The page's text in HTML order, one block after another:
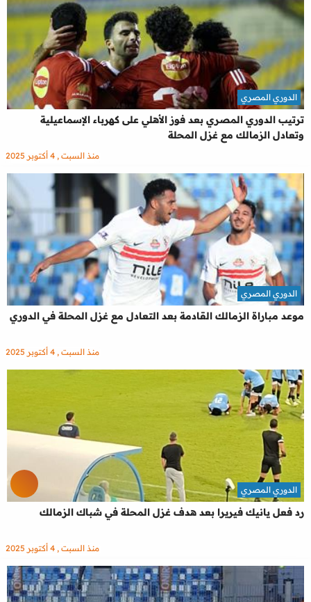
ترتيب الدوري المصري بعد فوز الأهلي على كهرباء الإسماعيلية
وتعادل الزمالك مع غزل المحلة
الدوري المصري
منذ السبت , 4 أكتوبر 2025
موعد مباراة الزمالك القادمة بعد التعادل مع غزل المحلة في الدوري
الدوري المصري
منذ السبت , 4 أكتوبر 2025
رد فعل يانيك فيريرا بعد هدف غزل المحلة في شباك الزمالك
الدوري المصري
منذ السبت , 4 أكتوبر 2025